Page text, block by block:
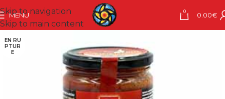
Skip to navigation
Skip to main content
MENU 0 0.00€
EN RU
PTUR
E